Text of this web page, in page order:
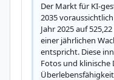
Der Markt für KI-
2035
Jahr 2025 auf
einer jährlichen
entspricht. Diese
Fotos und klinische